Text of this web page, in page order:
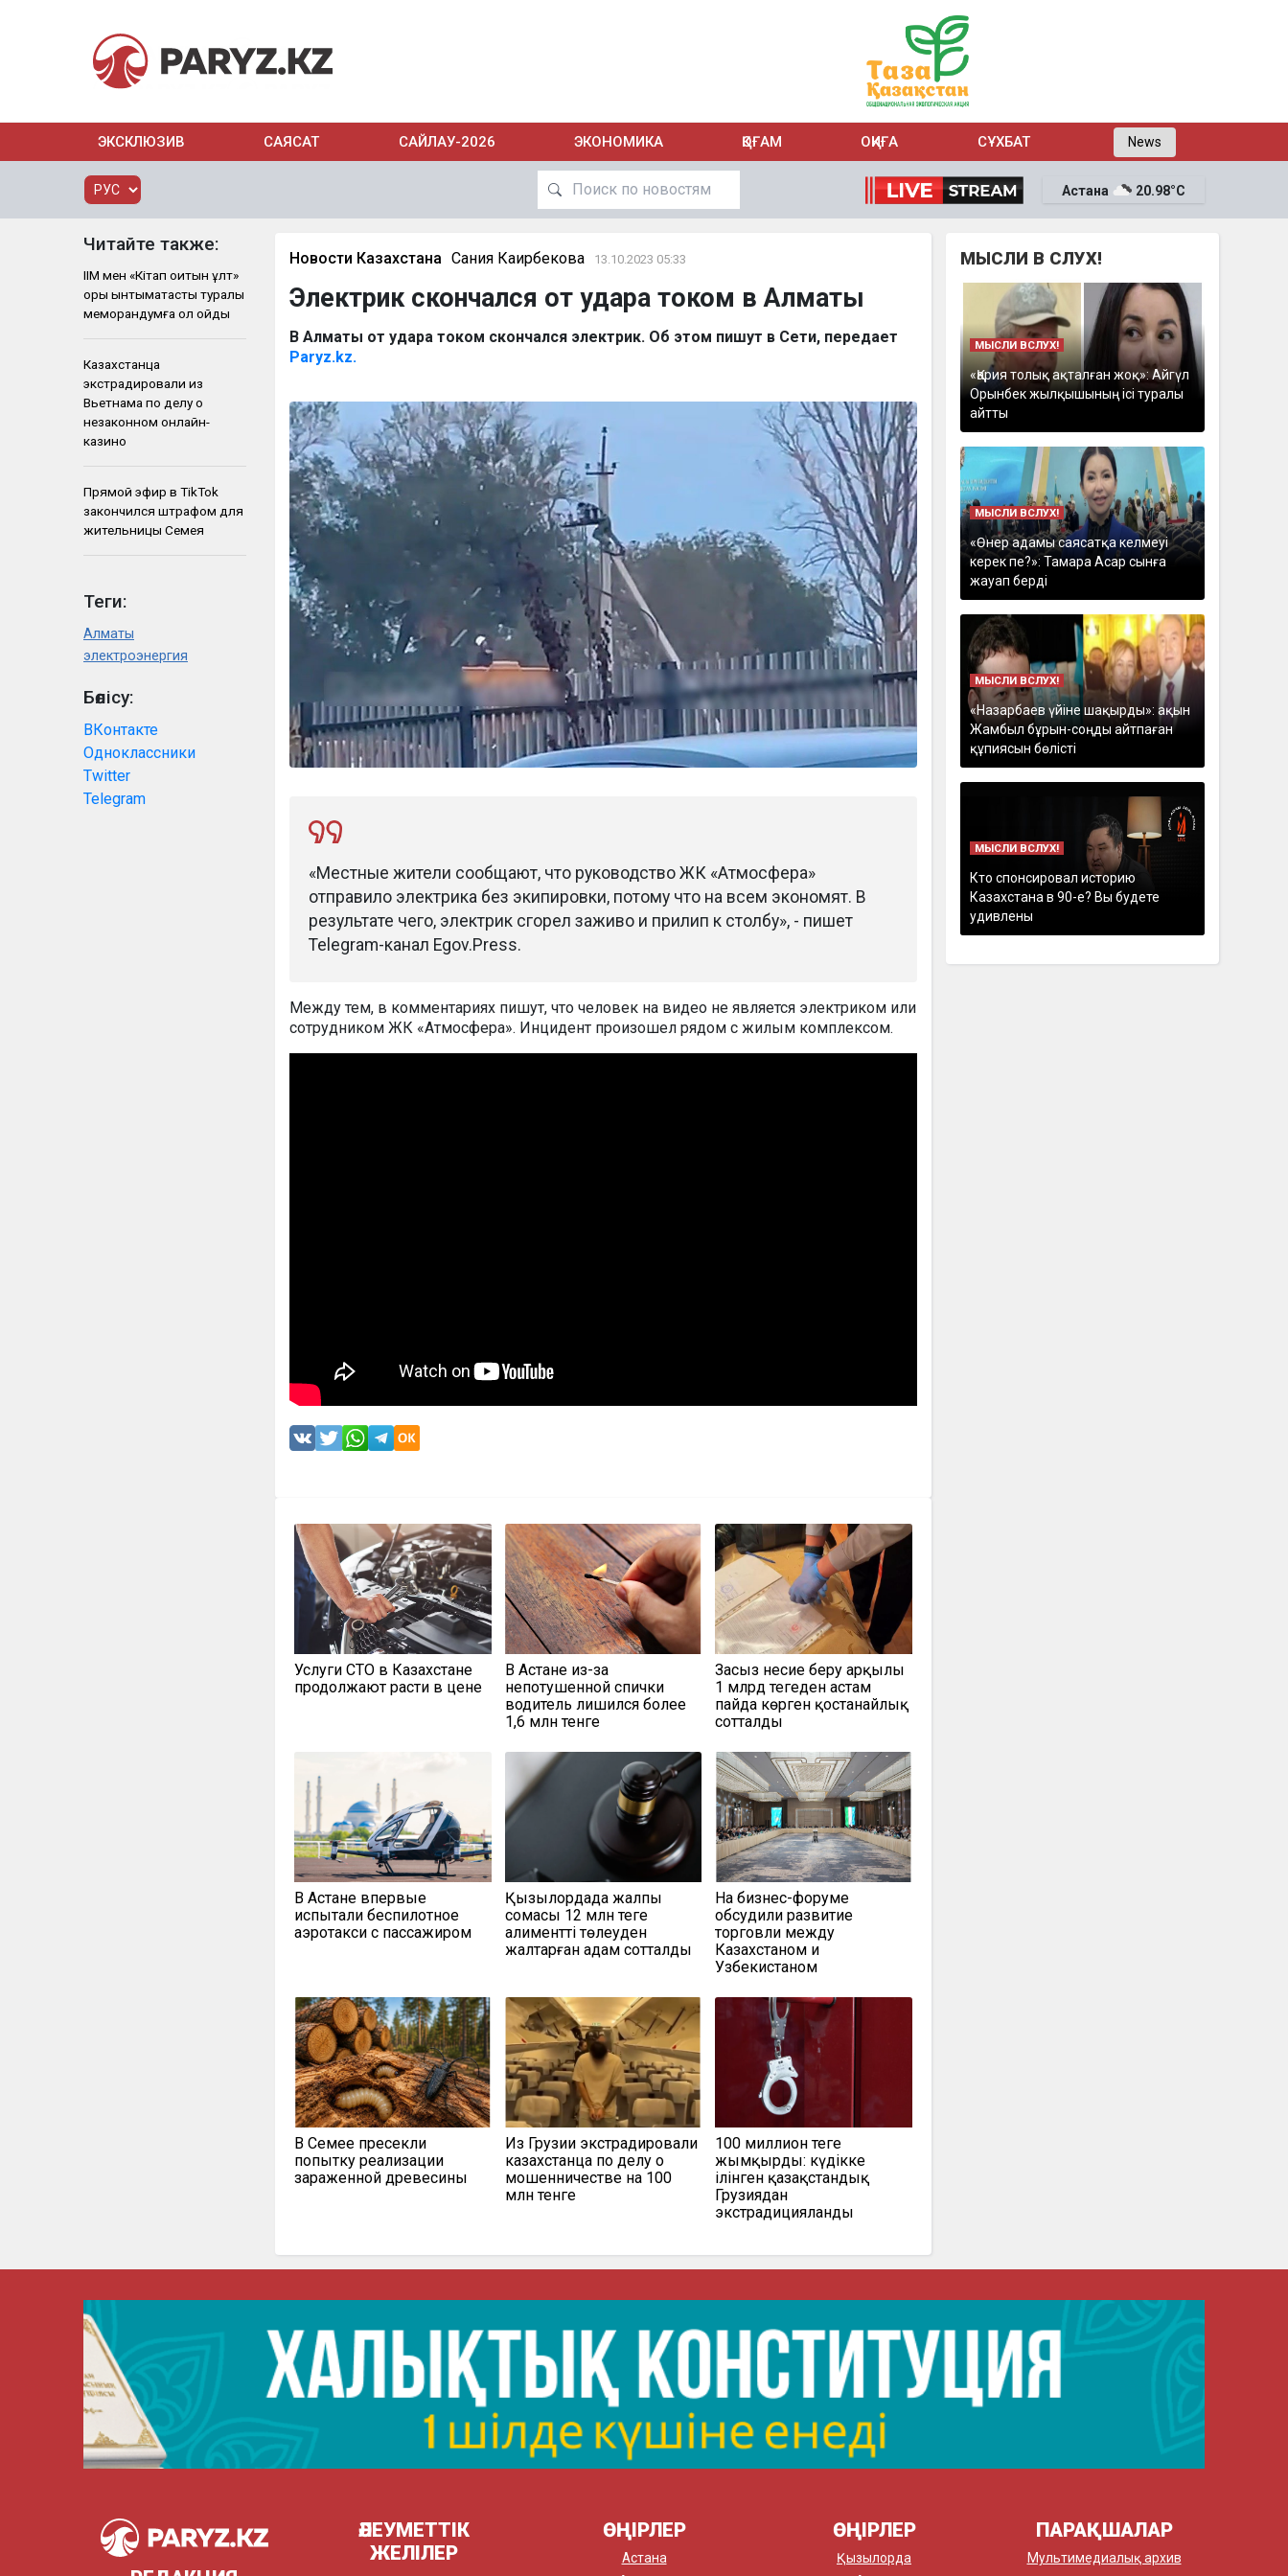
ЭКСКЛЮЗИВ САЯСАТ САЙЛАУ-2026 ЭКОНОМИКА ҚОҒАМ ОҚИҒА СҰХБАТ News
Астана 20.98°C
Читайте также:
ІІМ мен «Кітап оқитын ұлт»
қоры ынтымақтастық туралы
меморандумға қол қойды
Казахстанца
экстрадировали из
Вьетнама по делу о
незаконном онлайн-
казино
Прямой эфир в TikTok
закончился штрафом для
жительницы Семея
Теги:
Алматы
электроэнергия
Бөлісу:
ВКонтакте
Одноклассники
Twitter
Telegram
Новости Казахстана Сания Каирбекова 13.10.2023 05:33
Электрик скончался от удара током в Алматы
В Алматы от удара током скончался электрик. Об этом пишут в Сети, передает
Paryz.kz.
«Местные жители сообщают, что руководство ЖК «Атмосфера»
отправило электрика без экипировки, потому что на всем экономят. В
результате чего, электрик сгорел заживо и прилип к столбу», - пишет
Telegram-канал Egov.Press.
Между тем, в комментариях пишут, что человек на видео не является электриком или
сотрудником ЖК «Атмосфера». Инцидент произошел рядом с жилым комплексом.
Услуги СТО в Казахстане
продолжают расти в цене
В Астане из-за
непотушенной спички
водитель лишился более
1,6 млн тенге
Заңсыз несие беру арқылы
1 млрд теңгеден астам
пайда көрген қостанайлық
сотталды
В Астане впервые
испытали беспилотное
аэротакси с пассажиром
Қызылордада жалпы
сомасы 12 млн теңге
алиментті төлеуден
жалтарған адам сотталды
На бизнес-форуме
обсудили развитие
торговли между
Казахстаном и
Узбекистаном
В Семее пресекли
попытку реализации
зараженной древесины
Из Грузии экстрадировали
казахстанца по делу о
мошенничестве на 100
млн тенге
100 миллион теңге
жымқырды: күдікке
ілінген қазақстандық
Грузиядан
экстрадицияланды
МЫСЛИ В СЛУХ!
МЫСЛИ ВСЛУХ!
«Қария толық ақталған жоқ»: Айгүл
Орынбек жылқышының ісі туралы
айтты
МЫСЛИ ВСЛУХ!
«Өнер адамы саясатқа келмеуі
керек пе?»: Тамара Асар сынға
жауап берді
МЫСЛИ ВСЛУХ!
«Назарбаев үйіне шақырды»: ақын
Жамбыл бұрын-соңды айтпаған
құпиясын бөлісті
МЫСЛИ ВСЛУХ!
Кто спонсировал историю
Казахстана в 90-е? Вы будете
удивлены
ӘЛЕУМЕТТІК
ЖЕЛІЛЕР
ӨҢІРЛЕР
Астана
ӨҢІРЛЕР
Қызылорда
ПАРАҚШАЛАР
Мультимедиалық архив